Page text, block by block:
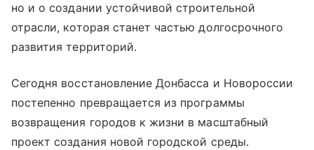
но и о создании устойчивой строительной
отрасли, которая станет частью долгосрочного
развития территорий.
Сегодня восстановление Донбасса и Новороссии
постепенно превращается из программы
возвращения городов к жизни в масштабный
проект создания новой городской среды.